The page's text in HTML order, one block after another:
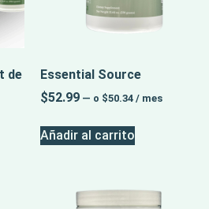
de
Essential Source
$52.99 — o $50.34 / mes
Añadir al carrito